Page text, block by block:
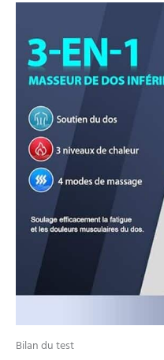
Bilan du test